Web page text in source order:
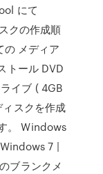
にて
クの作成順
の メディア
トール DVD
イブ ( 4GB
スクを作成
。 Windows
7 |
ブランクメ